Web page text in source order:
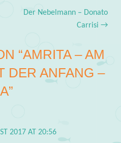
Der Nebelmann – Donato
Carrisi→
“AMRITA – AM
DER ANFANG –
”
2017 AT 20:56